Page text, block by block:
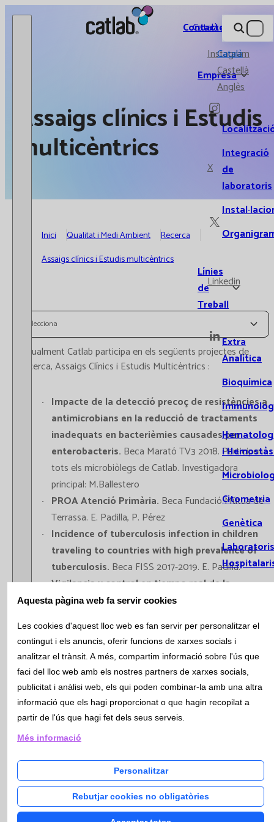
Obrir / Tancar menú
Catlab.
Empresa
Integració
de
laboratoris
Línies
de
Treball
Extra
Analítica
Bioquímica
i
Citometria
Genètica
Laboratoris
Notícies
Butlletí
Informa
Contacte
Instagram
X
Linkedin
Català
Català
Castellà
Anglès
Assaigs clínics i Estudis
multicèntrics
Inici Qualitat i Medi Ambient
Recerca
Assaigs clínics i Estudis multicèntrics
Selecciona
Actualment Catlab participa en els següents projectes de
Recerca, Assaigs Clínics i Estudis Multicèntrics :
Impacte de la detecció precoç de resistències a
antimicrobians en la reducció de tractaments
inadequats en bacterièmies causades per
enterobacteris. Beca Marató TV3 2018. Participen
tots els microbiòlegs de Catlab. Investigadora
principal: M.Ballestero
PROA Atenció Primària. Beca Fundació Mútua de
Terrassa. E. Padilla, P. Pérez
Incidence of tuberculosis infection in children
traveling to countries with high prevalence of
tuberculosis. Beca FISS 2017-2019. E. Padilla.
Vigilancia y control en tiempo real de la
infección relacionada con la asistencia sanitaria
secuenciación de genomas completos.Beca
FISS 2018-2020. E.Padilla i E. Jiménez.
KPBLEE no aïllament.BECA PERIS. M. Xercavins, P.
Pérez
Tractament paramomicina versus metronidazol
en infeccions per Dientamoeba fragilis.
PERIS E. Padilla, P. Pérez, T. Pérez-Porcuna.
antidepressius: desenvolupament i
implementació de noves intervencions
farmacogenètiques en àmbits hospitalaris.
BECA PERIS.
Aquesta pàgina web fa servir cookies
Les cookies d'aquest lloc web es fan servir per personalitzar el
contingut i els anuncis, oferir funcions de xarxes socials i
analitzar el trànsit. A més, compartim informació sobre l'ús que
faci del lloc web amb els nostres partners de xarxes socials,
publicitat i anàlisi web, els qui poden combinar-la amb una altra
informació que els hagi proporcionat o que hagin recopilat a
partir de l'ús que hagi fet dels seus serveis.
Més informació
Personalitzar
Rebutjar cookies no obligatòries